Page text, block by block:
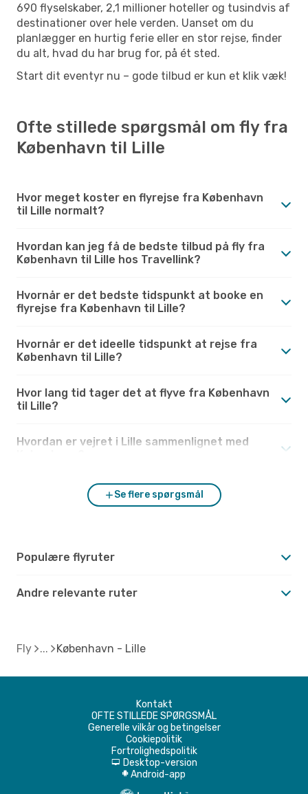
690 flyselskaber, 2,1 millioner hoteller og tusindvis af
destinationer over hele verden. Uanset om du
planlægger en hurtig ferie eller en stor rejse, finder
du alt, hvad du har brug for, på ét sted.
Start dit eventyr nu – gode tilbud er kun et klik væk!
Ofte stillede spørgsmål om fly fra
København til Lille
Hvor meget koster en flyrejse fra København
til Lille normalt?
Hvordan kan jeg få de bedste tilbud på fly fra
København til Lille hos Travellink?
Hvornår er det bedste tidspunkt at booke en
flyrejse fra København til Lille?
Hvornår er det ideelle tidspunkt at rejse fra
København til Lille?
Hvor lang tid tager det at flyve fra København
til Lille?
Hvordan er vejret i Lille sammenlignet med
Se flere spørgsmål
Populære flyruter
Andre relevante ruter
Fly København - Lille
Kontakt
OFTE STILLEDE SPØRGSMÅL
Generelle vilkår og betingelser
Cookiepolitik
Fortrolighedspolitik
d Desktop-version
A Android-app